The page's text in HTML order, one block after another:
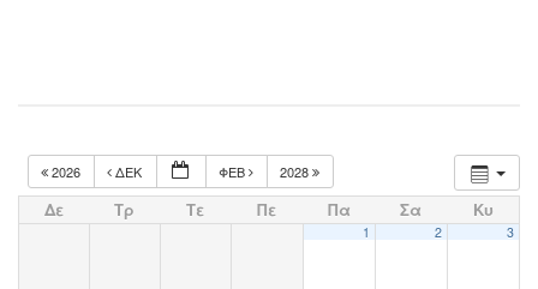
2026 ΔΕΚ ΦΕΒ 2028
Δε Τρ Τε Πε Πα Σα Κυ
1 2 3